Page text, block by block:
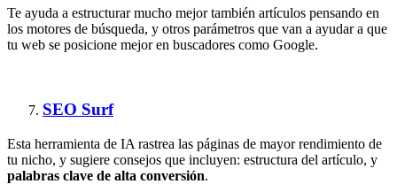
Te ayuda a estructurar mucho mejor también artículos pensando en
los motores de búsqueda, y otros parámetros que van a ayudar a que
tu web se posicione mejor en buscadores como Google.
SEO Surf
Esta herramienta de IA rastrea las páginas de mayor rendimiento de
tu nicho, y sugiere consejos que incluyen: estructura del artículo, y
palabras clave de alta conversión.